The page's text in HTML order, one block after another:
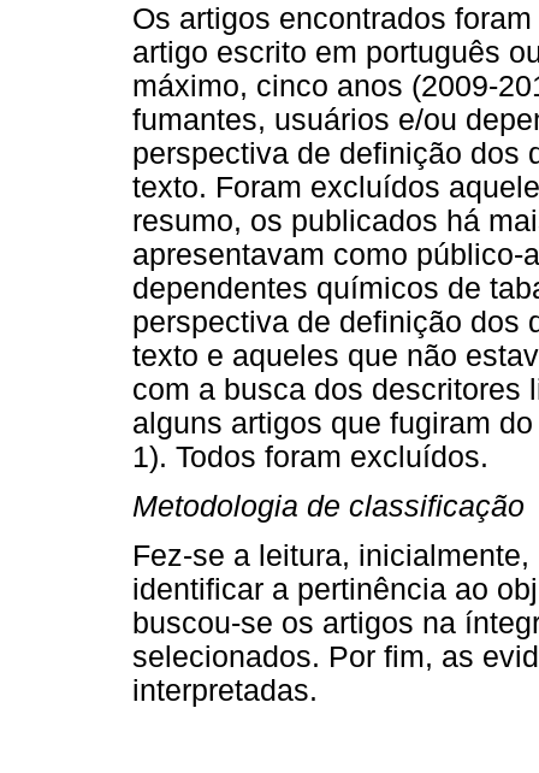
Os artigos encontrados
artigo escrito em português
máximo, cinco anos (2009-
fumantes, usuários e/ou
perspectiva de definição dos
texto. Foram excluídos
resumo, os publicados há
apresentavam como
dependentes químicos de
perspectiva de definição dos
texto e aqueles que não
com a busca dos descritores
alguns artigos que fugiram
1). Todos foram excluídos.
Metodologia de classificação
Fez-se a leitura,
identificar a pertinência ao
buscou-se os artigos na
selecionados. Por fim, as
interpretadas.